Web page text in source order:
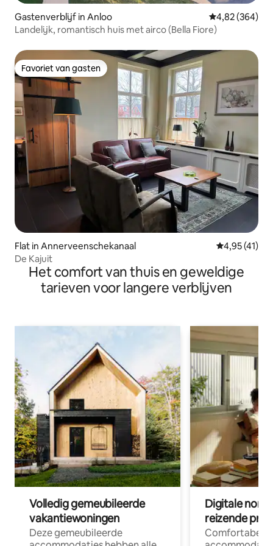
Gastenverblijf in Anloo Gemiddelde
4,82 (364)
Landelijk, romantisch huis met airco (Bella Fiore)
Favoriet van gasten
Favoriet van gasten
Flat in Annerveenschekanaal Gemiddelde
4,95 (41)
De Kajuit
Het comfort van thuis en geweldige
tarieven voor langere verblijven
Volledig gemeubileerde
vakantiewoningen
Deze gemeubileerde
Digitale
reizende
Comfortabele